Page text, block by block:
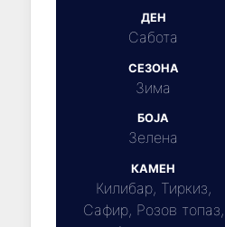
ДЕН
Сабота
СЕЗОНА
Зима
БОЈА
Зелена
КАМЕН
Килибар, Тиркиз,
Сафир, Розов топаз,